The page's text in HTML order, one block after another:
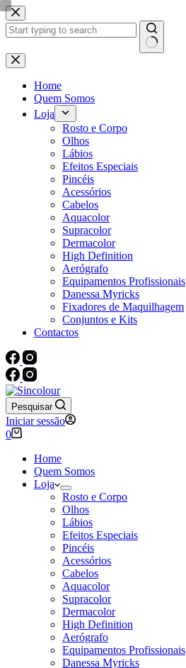
Pular
para
o
Sem
resultados
Home
Quem Somos
Loja
Rosto e Corpo
Olhos
Lábios
Efeitos Especiais
Pincéis
Acessórios
Cabelos
Aquacolor
Supracolor
Dermacolor
High Definition
Aerógrafo
Equipamentos Profissionais
Danessa Myricks
Fixadores de Maquilhagem
Conjuntos e Kits
Contactos
Pesquisar
Iniciar sessão
Carrinho
compras
0
Home
Quem Somos
Loja
Rosto e Corpo
Olhos
Lábios
Efeitos Especiais
Pincéis
Acessórios
Cabelos
Aquacolor
Supracolor
Dermacolor
High Definition
Aerógrafo
Equipamentos Profissionais
Danessa Myricks